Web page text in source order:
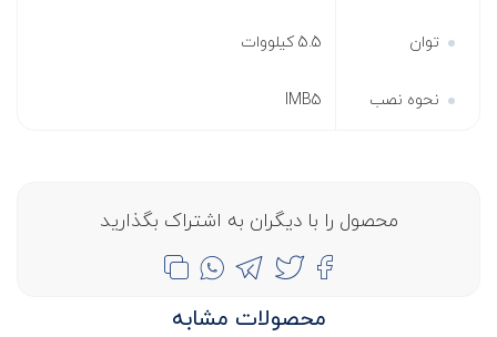
توان 5.5 کیلووات
نحوه نصب IMB5
محصول را با دیگران به اشتراک بگذارید
محصولات مشابه